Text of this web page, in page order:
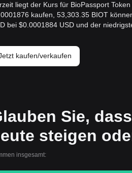
liegt der Kurs für BioPassport
kaufen, 53,303.35 BIOT
bei $0.0001884 USD und der
kaufen/verkaufen
Sie,
steigen
insgesamt: